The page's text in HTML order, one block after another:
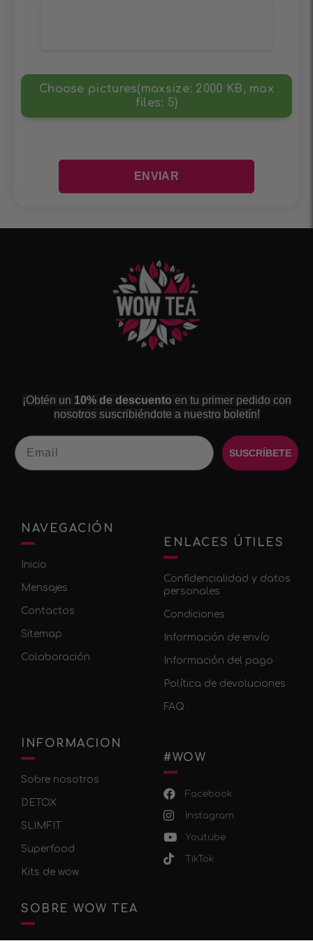
Choose pictures(maxsize: 2000 KB, max
files: 5)
¡Obtén un 10% de descuento en tu primer pedido con
nosotros suscribiéndote a nuestro boletín!
Email
SUSCRÍBETE
NAVEGACIÓN
Inicio
Mensajes
Contactos
Sitemap
Colaboración
ENLACES ÚTILES
Confidencialidad y datos
personales
Condiciones
Información de envío
Información del pago
Política de devoluciones
FAQ
INFORMACION
Sobre nosotros
DETOX
SLIMFIT
Superfood
Kits de wow
#WOW
Facebook
Instagram
Youtube
TikTok
SOBRE WOW TEA